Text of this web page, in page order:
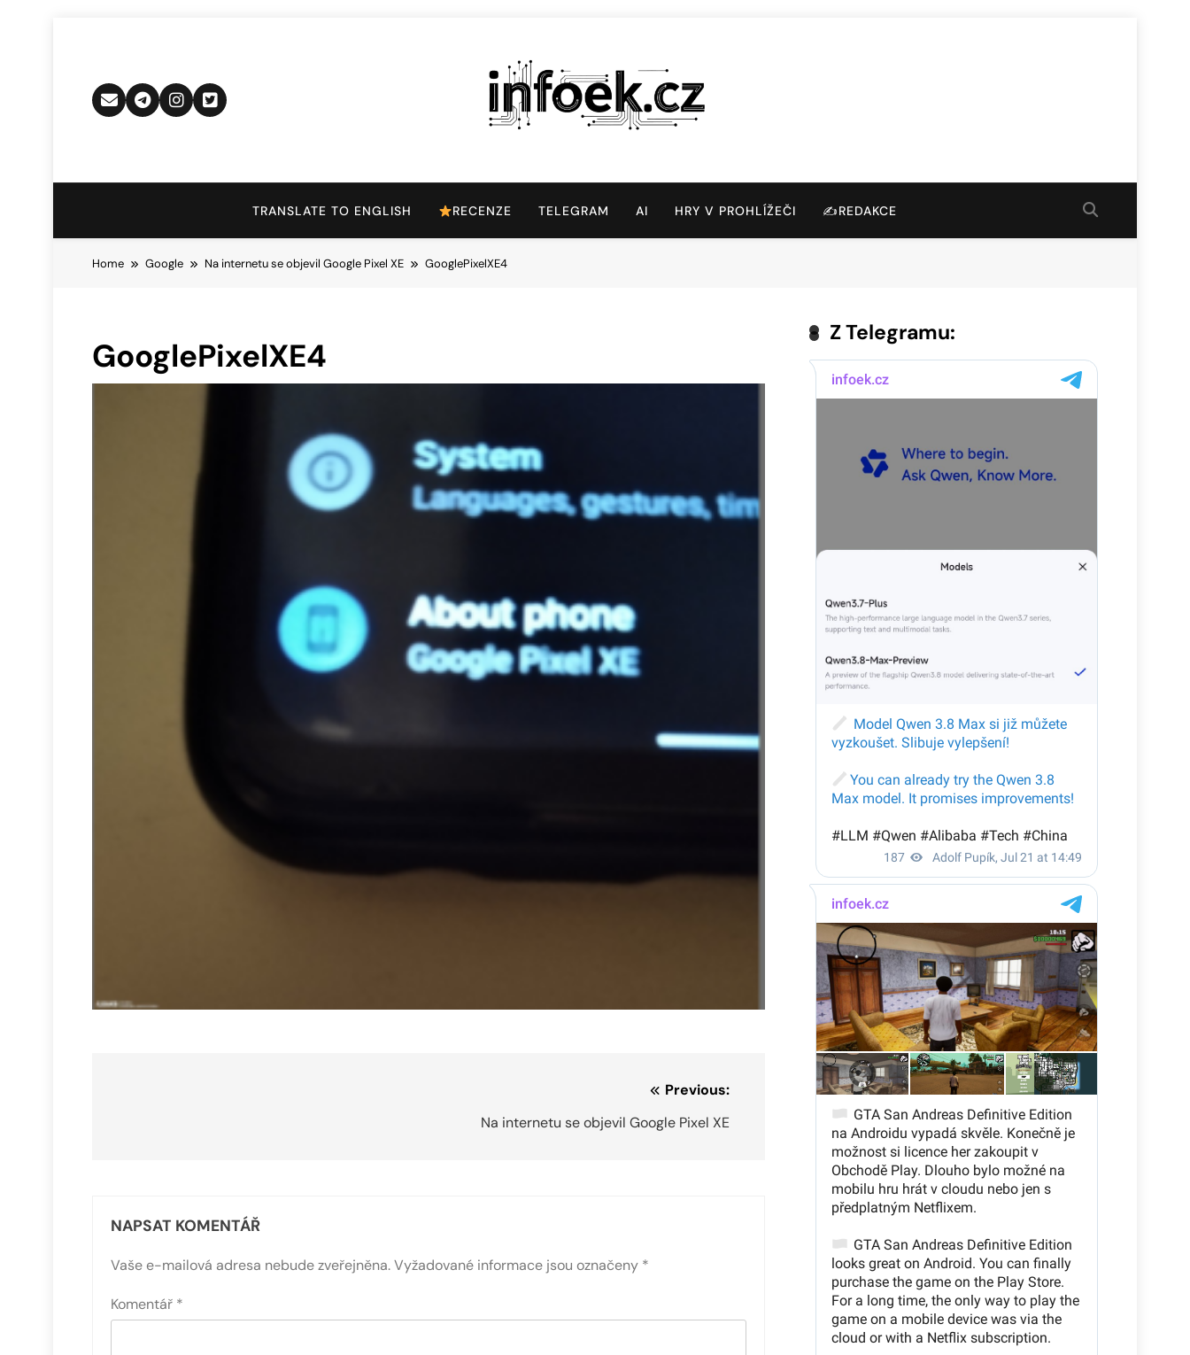
Infoek.cz
TRANSLATE TO ENGLISH RECENZE TELEGRAM AI HRY V PROHLÍŽEČI ✍️REDAKCE
Home Google Na internetu se objevil Google Pixel XE GooglePixelXE4
GooglePixelXE4
Previous:
Na internetu se objevil Google Pixel XE
NAPSAT KOMENTÁŘ
Vaše e-mailová adresa nebude zveřejněna.Vyžadované informace jsou označeny *
Komentář *
Z Telegramu: